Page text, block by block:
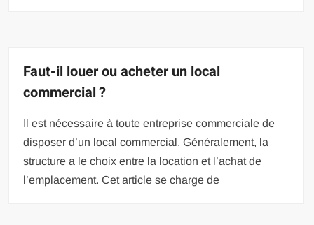
Faut-il louer ou acheter un local
commercial ?
Il est nécessaire à toute entreprise commerciale de
disposer d’un local commercial. Généralement, la
structure a le choix entre la location et l’achat de
l’emplacement. Cet article se charge de